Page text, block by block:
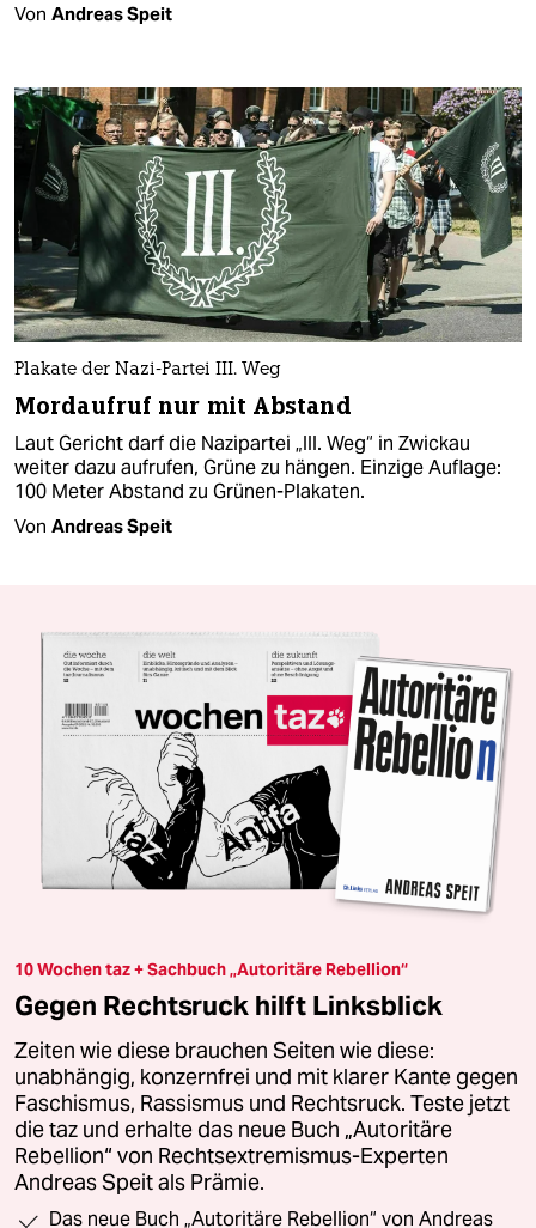
Von Andreas Speit
Plakate der Nazi-Partei III. Weg
Mordaufruf nur mit Abstand
Laut Gericht darf die Nazipartei „III. Weg“ in Zwickau
weiter dazu aufrufen, Grüne zu hängen. Einzige Auflage:
100 Meter Abstand zu Grünen-Plakaten.
Von Andreas Speit
10 Wochen taz + Sachbuch „Autoritäre Rebellion“
Gegen Rechtsruck hilft Linksblick
Zeiten wie diese brauchen Seiten wie diese:
unabhängig, konzernfrei und mit klarer Kante gegen
Faschismus, Rassismus und Rechtsruck. Teste jetzt
die taz und erhalte das neue Buch „Autoritäre
Rebellion“ von Rechtsextremismus-Experten
Andreas Speit als Prämie.
Das neue Buch „Autoritäre Rebellion“ von Andreas